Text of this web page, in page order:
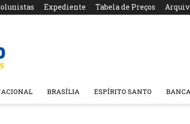
Expediente Tabela de Preços
BRASÍLIA ESPÍRITO SANTO